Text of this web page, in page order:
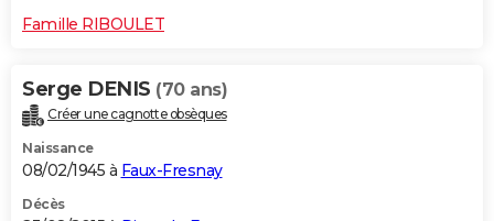
Famille RIBOULET
Serge DENIS (70 ans)
Créer une cagnotte obsèques
Naissance
08/02/1945 à Faux-Fresnay
Décès